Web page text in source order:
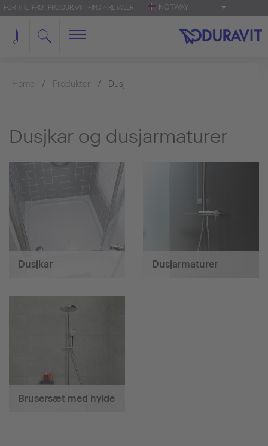
FOR THE 'PRO': PRO.DURAVIT FIND A RETAILER NORWAY
Home Produkter Dusj
Dusjkar og dusjarmaturer
Dusjkar Dusjarmaturer
Brusersæt med hylde